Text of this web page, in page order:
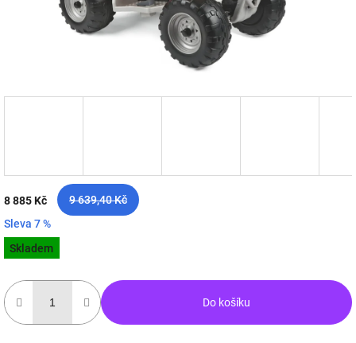
8 885 Kč
9 639,40 Kč
Sleva 7 %
Měrná
cena:
Skladem
Do košíku